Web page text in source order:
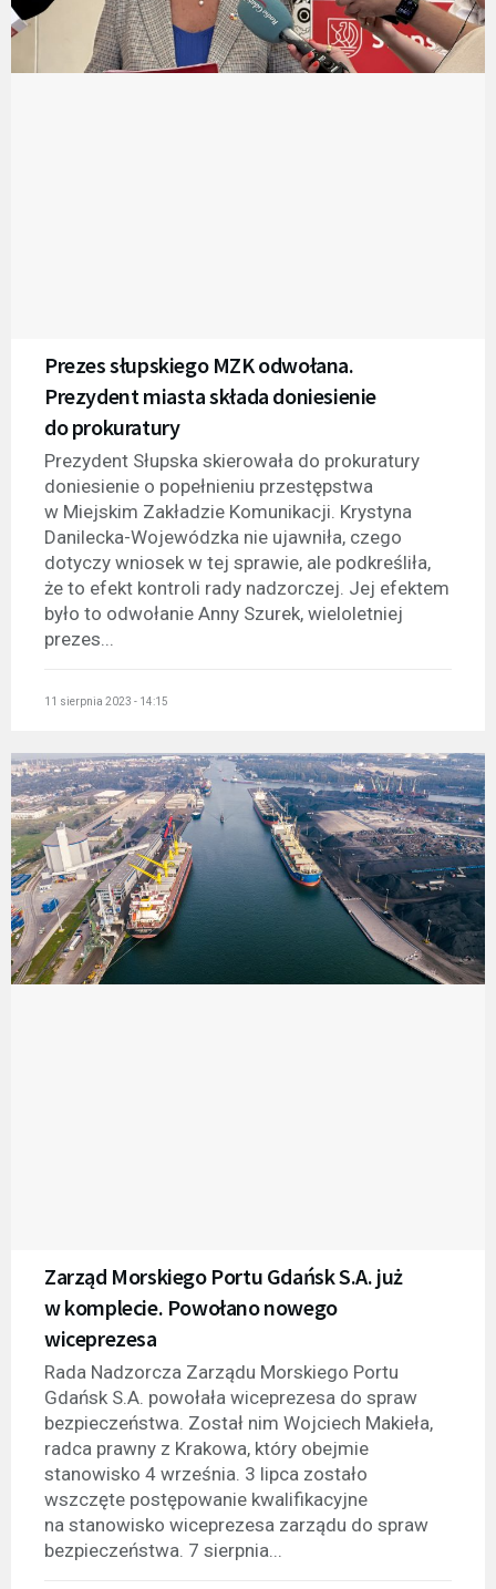
Prezes słupskiego MZK odwołana.
Prezydent miasta składa doniesienie
do prokuratury
Prezydent Słupska skierowała do prokuratury
doniesienie o popełnieniu przestępstwa
w Miejskim Zakładzie Komunikacji. Krystyna
Danilecka-Wojewódzka nie ujawniła, czego
dotyczy wniosek w tej sprawie, ale podkreśliła,
że to efekt kontroli rady nadzorczej. Jej efektem
było to odwołanie Anny Szurek, wieloletniej
prezes...
11 sierpnia 2023 - 14:15
Zarząd Morskiego Portu Gdańsk S.A. już
w komplecie. Powołano nowego
wiceprezesa
Rada Nadzorcza Zarządu Morskiego Portu
Gdańsk S.A. powołała wiceprezesa do spraw
bezpieczeństwa. Został nim Wojciech Makieła,
radca prawny z Krakowa, który obejmie
stanowisko 4 września. 3 lipca zostało
wszczęte postępowanie kwalifikacyjne
na stanowisko wiceprezesa zarządu do spraw
bezpieczeństwa. 7 sierpnia...